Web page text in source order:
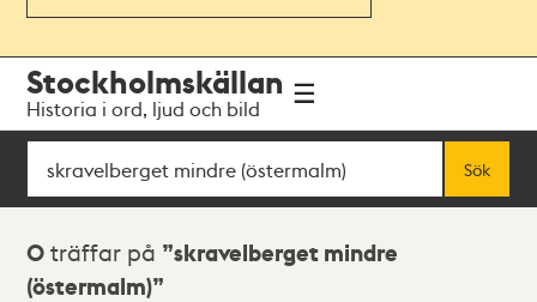
navigationen
huvudinnehållet
Stockholmskällan
Historia i ord, ljud och bild
Sök
Sök
Sökresultat
0 träffar på
skravelberget mindre
(östermalm)